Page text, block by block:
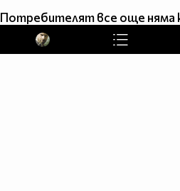
Top 40 поп - фолк |народна|
Потребителят все още няма